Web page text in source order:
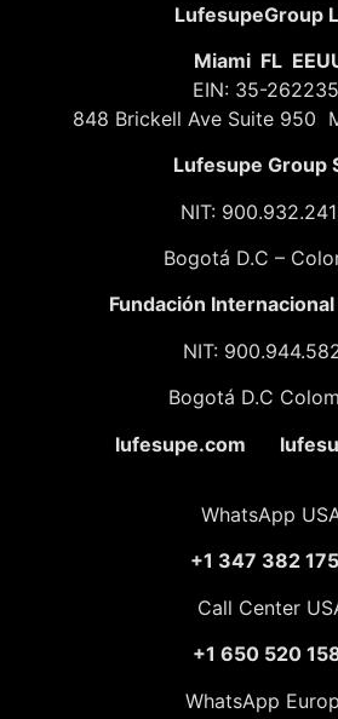
LufesupeGroup
Miami FL
EIN: 35-
848 Brickell Ave Suite 950
Lufesupe Group
NIT:
Bogotá D.C –
Fundación
NIT:
Bogotá D.C
lufesupe.com
WhatsApp
+1 347 382
Call Center
+1 650 520
WhatsApp